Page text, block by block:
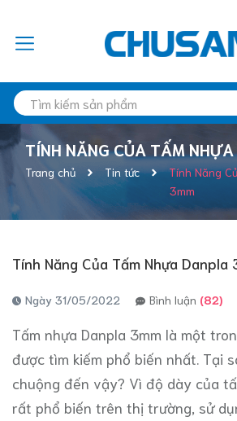
TÍNH NĂNG CỦA TẤM
Trang chủ Tin tức
Tính Năng
3mm
Tính Năng Của Tấm Nhựa Danpla
Ngày 31/05/2022 Bình luận (82)
Tấm nhựa Danpla 3mm là một
được tìm kiếm phổ biến nhất. Tại
chuộng đến vậy? Vì độ dày của
rất phổ biến trên thị trường, sử